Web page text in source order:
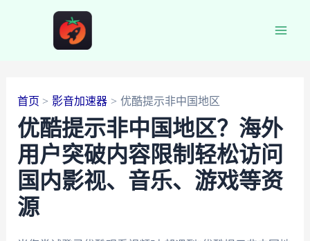
首页 影音加速器 优酷提示非中国地区
优酷提示非中国地区？海外
用户突破内容限制轻松访问
国内影视、音乐、游戏等资
源